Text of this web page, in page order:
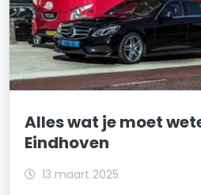
Alles wat je moet
Eindhoven
13 maart 2025